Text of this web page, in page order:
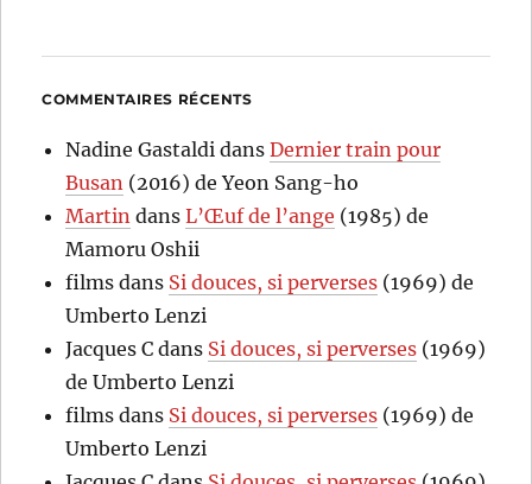
COMMENTAIRES RÉCENTS
Nadine Gastaldi dansDernier train pour
Busan (2016) de Yeon Sang-ho
Martin dansL’Œuf de l’ange (1985) de
Mamoru Oshii
films dans Si douces, si perverses (1969) de
Umberto Lenzi
Jacques C dans Si douces, si perverses (1969)
de Umberto Lenzi
films dans Si douces, si perverses (1969) de
Umberto Lenzi